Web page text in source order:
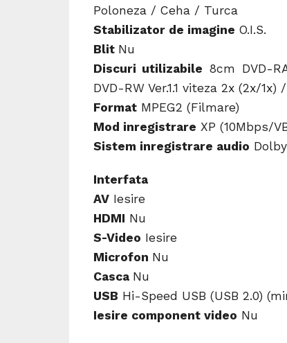
Poloneza / Ceha / Turca
Stabilizator de imagine O.I.S.
Blit Nu
Discuri utilizabile 8cm DVD-
DVD-RW Ver.1.1 viteza 2x (2x/
FormatMPEG2 (Filmare)
Mod inregistrare XP (10Mbps/
Sistem inregistrare audio
Interfata
AVIesire
HDMI Nu
S-Video Iesire
Microfon Nu
Casca Nu
USB Hi-Speed USB (USB 2.0)
Iesire component video Nu